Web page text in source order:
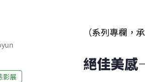
影展
（系列專欄，
絕佳美